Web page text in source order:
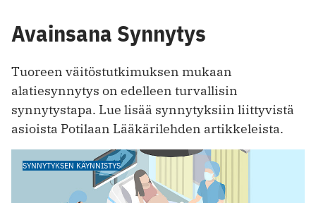
Avainsana Synnytys
Tuoreen väitöstutkimuksen mukaan
alatiesynnytys on edelleen turvallisin
synnytystapa. Lue lisää synnytyksiin liittyvistä
asioista Potilaan Lääkärilehden artikkeleista.
SYNNYTYKSEN KÄYNNISTYS